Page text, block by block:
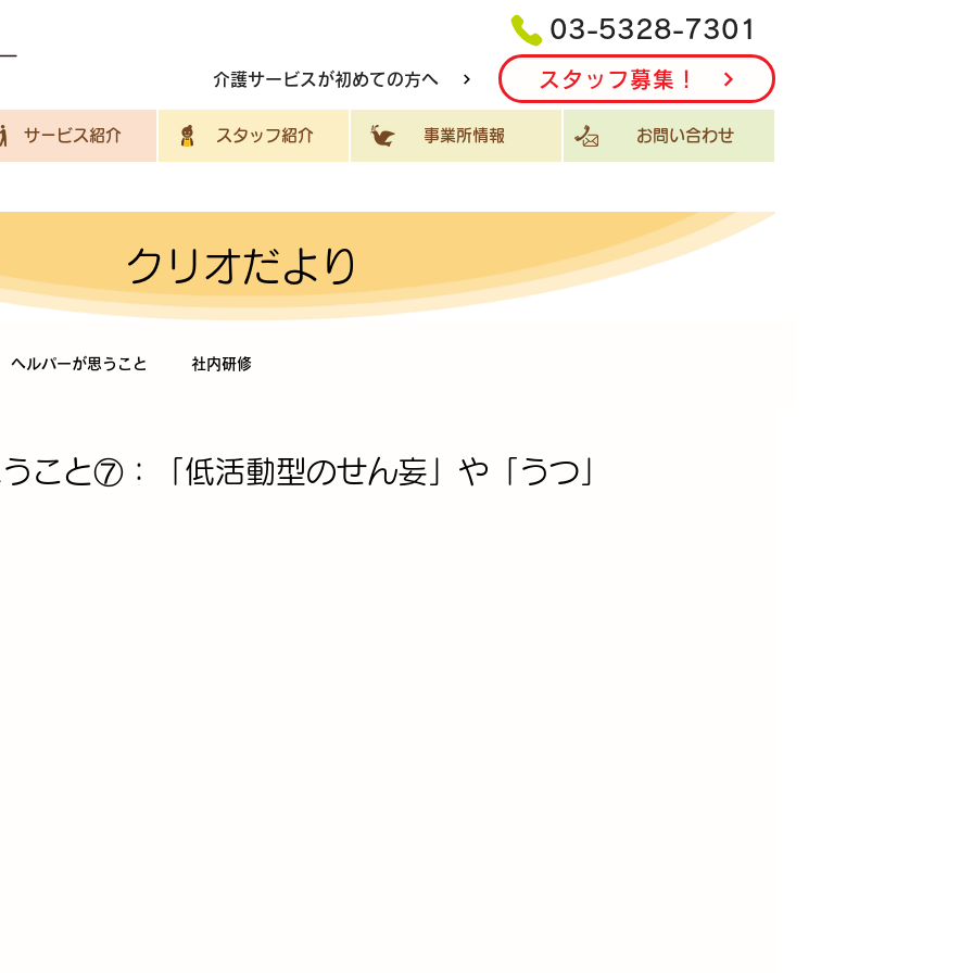
サービス紹介
介護サービスが初めての方へ
03-5328-7301
スタッフ募集！
スタッフ紹介 事業所情報 お問い合わせ
クリオだより
ヘルパーが思うこと 社内研修
こと⑦：「低活動型のせん妄」や「うつ」